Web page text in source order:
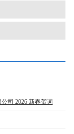
司 2026 新春贺词